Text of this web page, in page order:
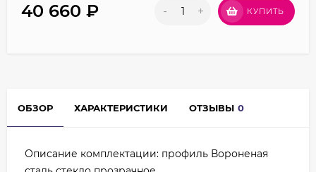
40 660 ₽ - + КУПИТЬ
ОБЗОР ХАРАКТЕРИСТИКИ ОТЗЫВЫ 0
Описание комплектации: профиль Вороненая